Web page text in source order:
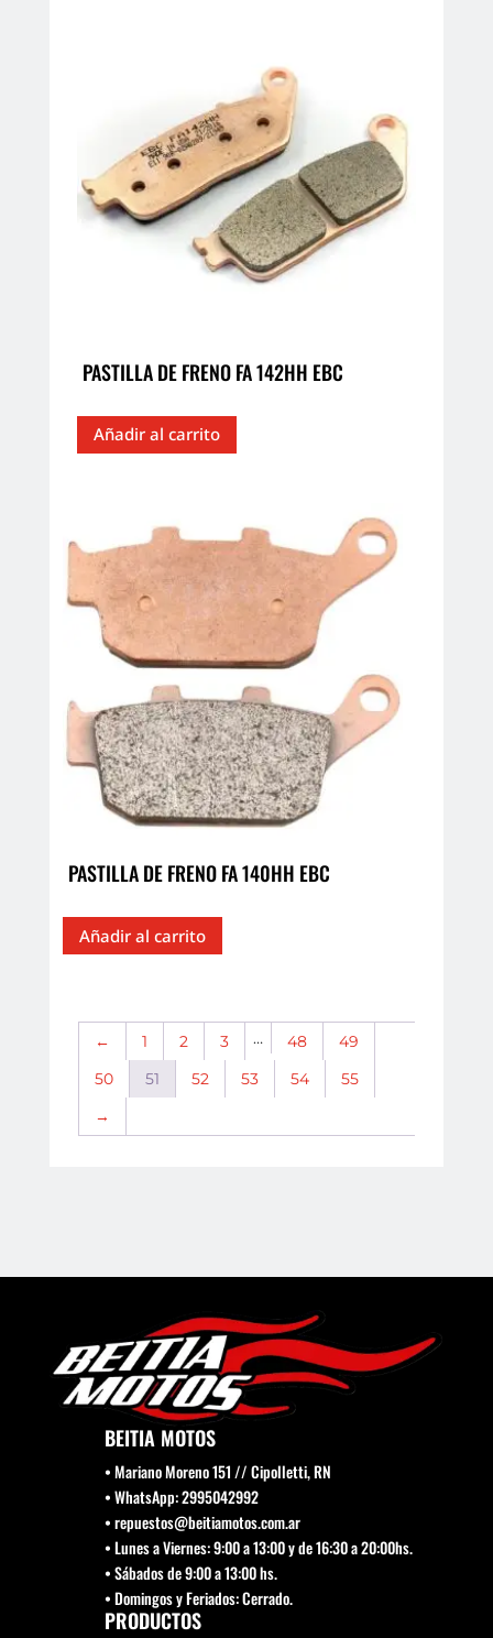
PASTILLA DE FRENO FA 142HH EBC
Añadir al carrito
PASTILLA DE FRENO FA 140HH EBC
Añadir al carrito
← 1 2 3 … 48
49
50
51 52 53 54
55
→
BEITIA MOTOS
• Mariano Moreno 151 // Cipolletti, RN
• WhatsApp: 2995042992
• repuestos@beitiamotos.com.ar
• Lunes a Viernes: 9:00 a 13:00 y de 16:30 a 20:00hs.
• Sábados de 9:00 a 13:00 hs.
• Domingos y Feriados: Cerrado.
PRODUCTOS